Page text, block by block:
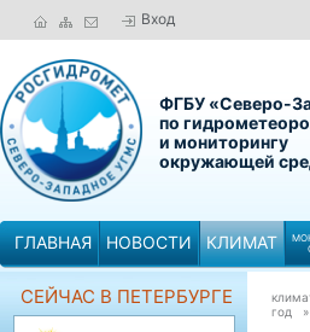
Вход
ФГБУ «Северо-
по
и мониторингу
окружающей
ГЛАВНАЯ НОВОСТИ КЛИМАТ
СЕЙЧАС В ПЕТЕРБУРГЕ
год